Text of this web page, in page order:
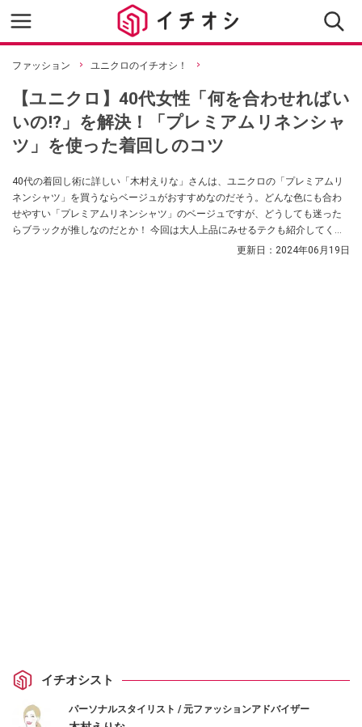
ファッション ユニクロのイチオシ！
【ユニクロ】40代女性「何を合わせればい
いの!?」を解決！「プレミアムリネンシャ
ツ」を使った着回しのコツ
40代の着回し術に詳しい「木村えりな」さんは、ユニクロの「プレミアムリ
ネンシャツ」を買うならベージュがおすすめなのだそう。どんな色にも合わ
せやすい「プレミアムリネンシャツ」のベージュですが、どうしても迷った
らブラックが推しなのだとか！ 今回は大人上品にみせるテクも紹介してくれ
ましたので、ブラック×ベージュの色合わせがお好きな方はぜひ参考にしてみ
更新日： 2024年06月19日
イチオシスト
パーソナルスタイリスト / 元ファッションアドバイザー